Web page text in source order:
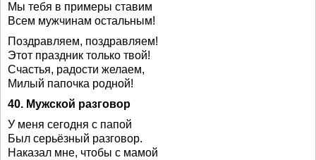
Мы тебя в примеры ставим
Всем мужчинам остальным!
Поздравляем, поздравляем!
Этот праздник только твой!
Счастья, радости желаем,
Милый папочка родной!
40. Мужской разговор
У меня сегодня с папой
Был серьёзный разговор.
Наказал мне, чтобы с мамой